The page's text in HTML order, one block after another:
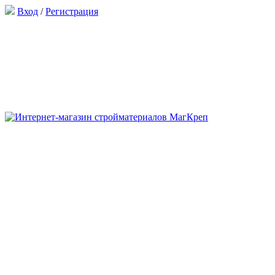
Вход /Регистрация